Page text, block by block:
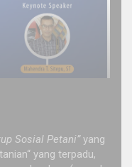
Sosial Petani”yang
yang terpadu,